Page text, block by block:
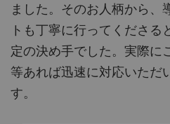
ました。そのお人柄から、
トも丁寧に行ってくださる
定の決め手でした。実際に
等あれば迅速に対応いただ
す。